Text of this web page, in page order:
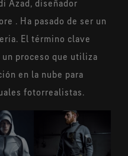
Azad, diseñador
. Ha pasado de ser un
El término clave
proceso que utiliza
en la nube para
fotorrealistas.